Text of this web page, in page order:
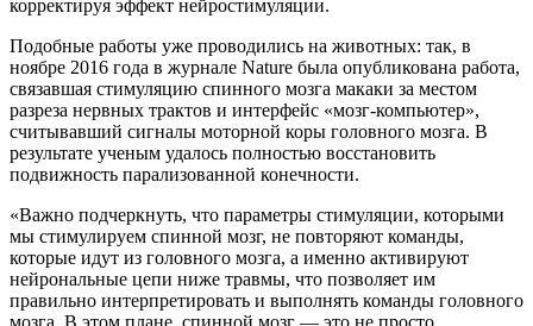
корректируя эффект нейростимуляции.
Подобные работы уже проводились на животных: так, в
ноябре 2016 года в журнале Nature была опубликована работа,
связавшая стимуляцию спинного мозга макаки за местом
разреза нервных трактов и интерфейс «мозг-компьютер»,
считывавший сигналы моторной коры головного мозга. В
результате ученым удалось полностью восстановить
подвижность парализованной конечности.
«Важно подчеркнуть, что параметры стимуляции, которыми
мы стимулируем спинной мозг, не повторяют команды,
которые идут из головного мозга, а именно активируют
нейрональные цепи ниже травмы, что позволяет им
правильно интерпретировать и выполнять команды головного
мозга. В этом плане, спинной мозг — это не просто